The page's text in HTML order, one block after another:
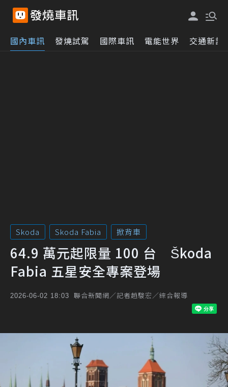
國內車訊 發燒試駕 國際車訊 電能世界 交通新訊
Skoda Skoda Fabia 掀背車
64.9 萬元起限量 100 台 Škoda
Fabia 五星安全專案登場
2026-06-02 18:03 聯合新聞網／記者趙駿宏／綜合報導